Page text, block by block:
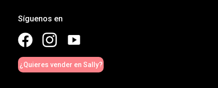
Síguenos en
¿Quieres vender en Sally?